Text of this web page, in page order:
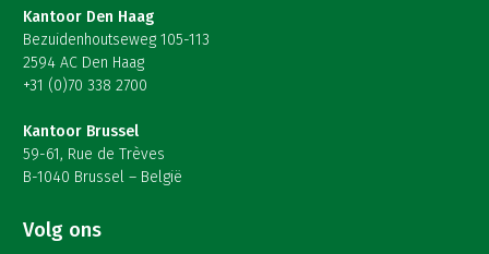
Kantoor Den Haag
Bezuidenhoutseweg 105-113
2594 AC Den Haag
+31 (0)70 338 2700
Kantoor Brussel
59-61, Rue de Trèves
B-1040 Brussel – België
Volg ons